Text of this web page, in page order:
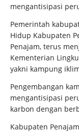
mengantisipasi
Pemerintah
Hidup Kabupaten
Penajam, terus
Kementerian
yakni kampung
Pengembangan
mengantisipasi
karbon dengan
Kabupaten